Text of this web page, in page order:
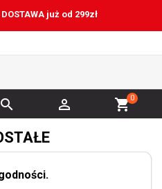
już od 299zł
shopping_cart0

